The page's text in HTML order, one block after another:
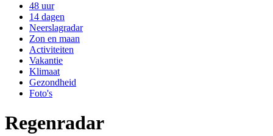
48 uur
14 dagen
Neerslagradar
Zon en maan
Activiteiten
Vakantie
Klimaat
Gezondheid
Foto's
Regenradar